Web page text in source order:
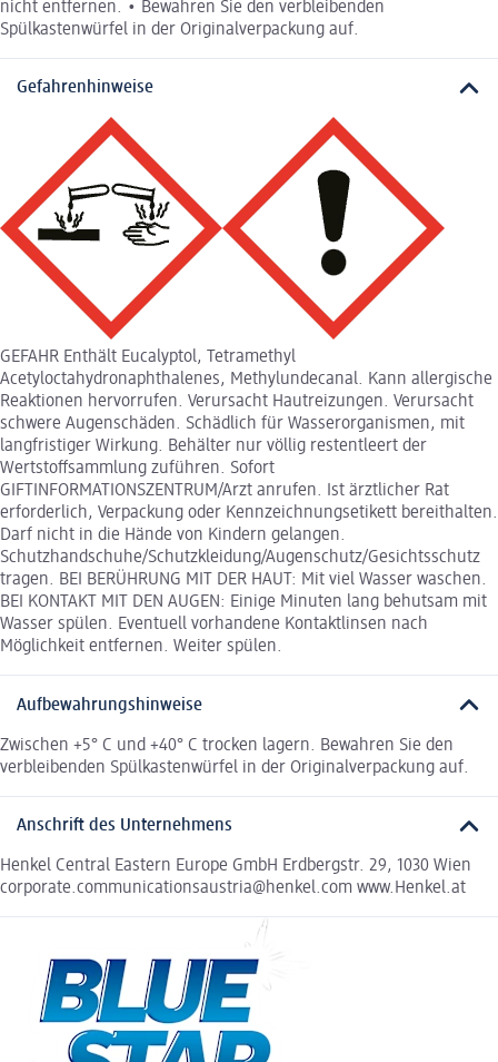
nicht entfernen. • Bewahren Sie den verbleibenden
Spülkastenwürfel in der Originalverpackung auf.
Gefahrenhinweise
GEFAHR Enthält Eucalyptol, Tetramethyl
Acetyloctahydronaphthalenes, Methylundecanal. Kann allergische
Reaktionen hervorrufen. Verursacht Hautreizungen. Verursacht
schwere Augenschäden. Schädlich für Wasserorganismen, mit
langfristiger Wirkung. Behälter nur völlig restentleert der
Wertstoffsammlung zuführen. Sofort
GIFTINFORMATIONSZENTRUM/Arzt anrufen. Ist ärztlicher Rat
erforderlich, Verpackung oder Kennzeichnungsetikett bereithalten.
Darf nicht in die Hände von Kindern gelangen.
Schutzhandschuhe/Schutzkleidung/Augenschutz/Gesichtsschutz
tragen. BEI BERÜHRUNG MIT DER HAUT: Mit viel Wasser waschen.
BEI KONTAKT MIT DEN AUGEN: Einige Minuten lang behutsam mit
Wasser spülen. Eventuell vorhandene Kontaktlinsen nach
Möglichkeit entfernen. Weiter spülen.
Aufbewahrungshinweise
Zwischen +5° C und +40° C trocken lagern. Bewahren Sie den
verbleibenden Spülkastenwürfel in der Originalverpackung auf.
Anschrift des Unternehmens
Henkel Central Eastern Europe GmbH Erdbergstr. 29, 1030 Wien
corporate.communicationsaustria@henkel.com www.Henkel.at